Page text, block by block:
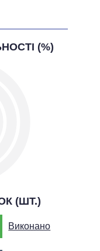
(%)
(ШТ.)
Виконано